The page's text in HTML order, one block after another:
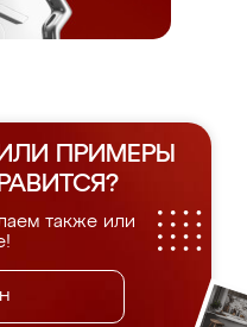
ПРИМЕРЫ
также или